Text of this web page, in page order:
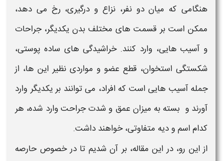
هنگامی که میان دو نفر، نزاع و درگیری، رخ می دهد،
ممکن است بر قسمت های مختلف بدن یکدیگر، جراحات
و آسیب هایی، وارد کنند. خراشیدگی های ساده پوستی،
شکستگی استخوان، قطع عضو و مواردی نظیر این ها، از
جمله آسیب هایی است که افراد، می توانند بر یکدیگر وارد
آورند و بسته به میزان عمق و شدت جراحت وارد شده، هر
کدام اسم ودیه متفاوتی، خواهند داشت.
از این رو، در این مقاله، بر آن شدیم تا در خصوص حارصه